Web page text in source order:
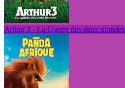
Arthur 3 - La Guerre des deux mondes